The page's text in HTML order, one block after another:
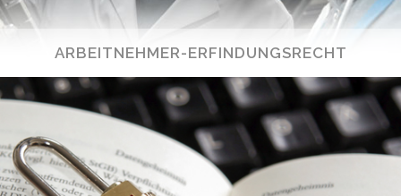
ARBEITNEHMER-ERFINDUNGSRECHT